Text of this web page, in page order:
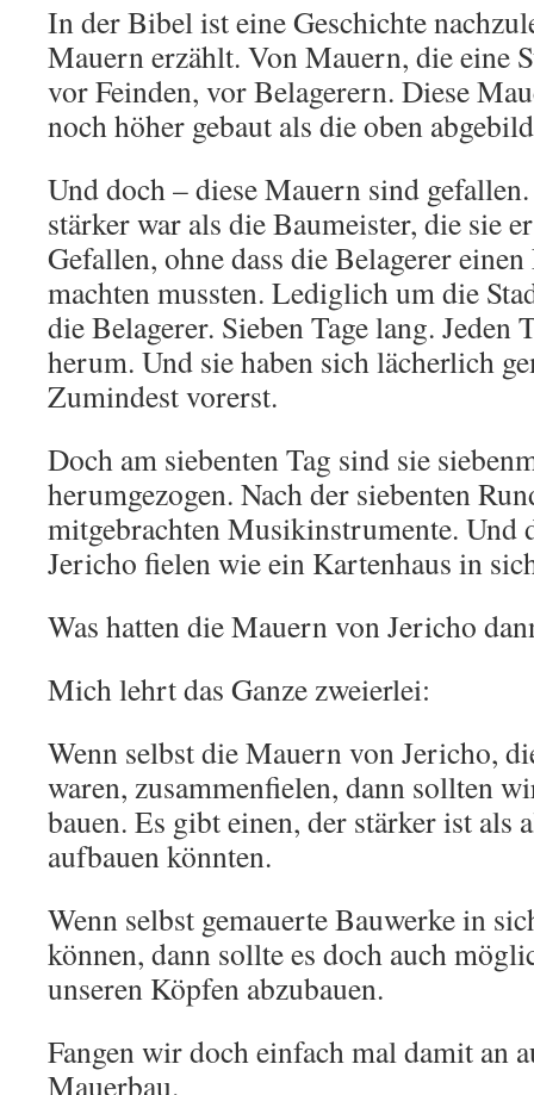
In der Bibel ist eine Geschichte
Mauern erzählt. Von Mauern, die eine
vor Feinden, vor Belagerern. Diese
noch höher gebaut als die oben
Und doch – diese Mauern sind
stärker war als die Baumeister, die sie
Gefallen, ohne dass die Belagerer
machten mussten. Lediglich um die
die Belagerer. Sieben Tage lang. Jeden
herum. Und sie haben sich lächerlich
Zumindest vorerst.
Doch am siebenten Tag sind sie
herumgezogen. Nach der siebenten
mitgebrachten Musikinstrumente. Und
Jericho fielen wie ein Kartenhaus in
Was hatten die Mauern von Jericho
Mich lehrt das Ganze zweierlei:
Wenn selbst die Mauern von Jericho,
waren, zusammenfielen, dann sollten
bauen. Es gibt einen, der stärker ist als
aufbauen könnten.
Wenn selbst gemauerte Bauwerke in
können, dann sollte es doch auch
unseren Köpfen abzubauen.
Fangen wir doch einfach mal damit an
Mauerbau.